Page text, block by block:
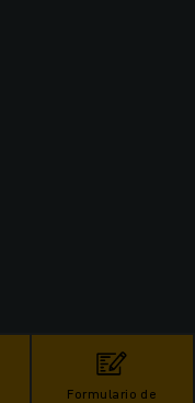
Formulario de